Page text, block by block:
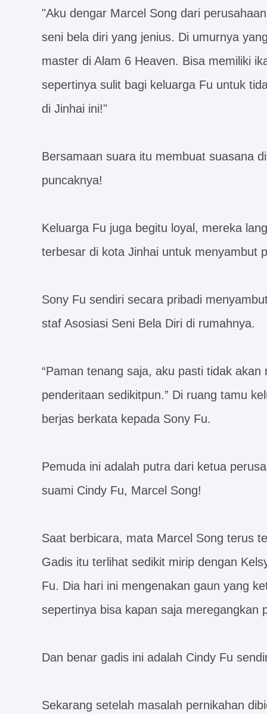
"Aku dengar Marcel Song dari
seni bela diri yang jenius. Di umurnya
master di Alam 6 Heaven. Bisa memiliki
sepertinya sulit bagi keluarga Fu untuk
di Jinhai ini!"
Bersamaan suara itu membuat suasana
puncaknya!
Keluarga Fu juga begitu loyal, mereka
terbesar di kota Jinhai untuk menyambut
Sony Fu sendiri secara pribadi
staf Asosiasi Seni Bela Diri di rumahnya.
“Paman tenang saja, aku pasti tidak
penderitaan sedikitpun.” Di ruang tamu
berjas berkata kepada Sony Fu.
Pemuda ini adalah putra dari ketua
suami Cindy Fu, Marcel Song!
Saat berbicara, mata Marcel Song terus
Gadis itu terlihat sedikit mirip dengan
Fu. Dia hari ini mengenakan gaun yang
sepertinya bisa kapan saja meregangkan
Dan benar gadis ini adalah Cindy Fu
Sekarang setelah masalah pernikahan